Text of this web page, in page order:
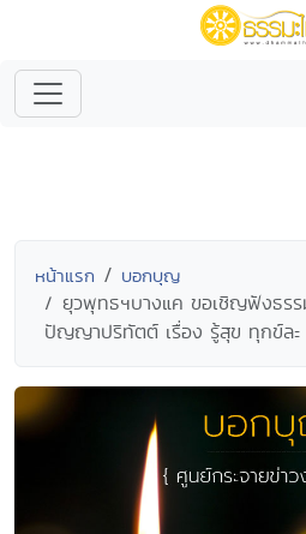
หน้าแรก บอกบุญ
ยุวพุทธฯบางแค ขอเชิญฟังธรร
ปัญญาปริทัตต์ เรื่อง รู้สุข ทุกข์ละ